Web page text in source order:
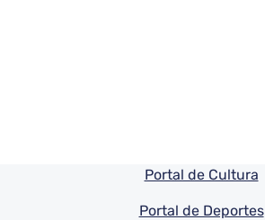
Pie de pagina información
Portal de Cultura
Portal de Deportes